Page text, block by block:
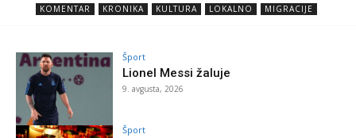
KOMENTAR
KRONIKA KULTURA LOKALNO MIGRACIJE
Šport
Lionel Messi žaluje
9. avgusta, 2026
Šport